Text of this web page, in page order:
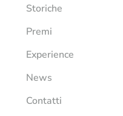
Storiche
Premi
Experience
News
Contatti